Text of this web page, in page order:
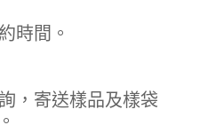
時間。
，寄送樣品及樣袋